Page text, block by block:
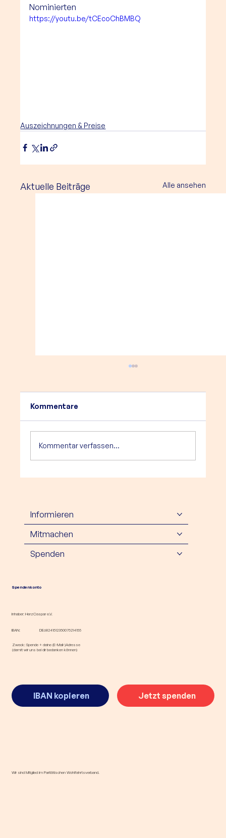
Nominierten
https://youtu.be/tCEcoChBMBQ
Auszeichnungen & Preise
Aktuelle Beiträge Alle ansehen
Kommentare
Kommentar verfassen...
Spendenkonto
Inhaber: HerzCaspar e.V.
IBAN: DE68241512350075214155
IBAN kopieren
Zweck: Spende + deine (E-Mail-)Adresse
(damit wir uns bei dir bedanken können)
Jetzt spenden
Informieren
Mitmachen
Spenden
Wir sind Mitglied im Paritätischen Wohlfahrtsverband.